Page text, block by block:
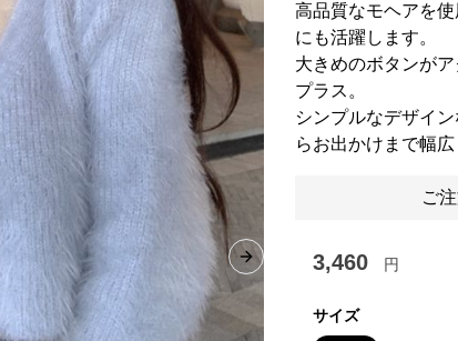
Next slide
高品質なモヘアを
にも活躍します。
大きめのボタンが
プラス。
シンプルなデザイ
らお出かけまで幅
ご
3,460 円
サイズ